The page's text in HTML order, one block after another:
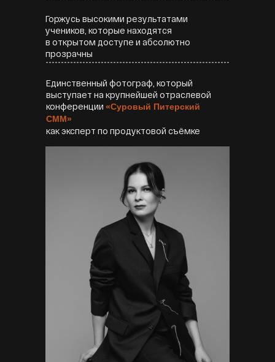
Единственный фотограф, который
выступает на крупнейшей отраслевой
конференции «Cуровый Питерский
СММ»
как эксперт по продуктовой съёмке
Горжусь высокими результатами
учеников, которые находятся
в открытом доступе и абсолютно
прозрачны